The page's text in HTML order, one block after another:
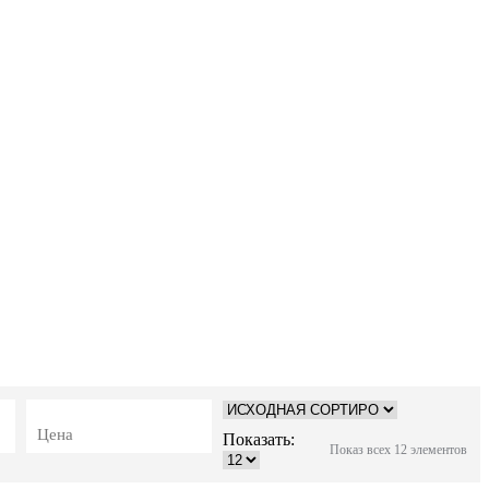
Цена
Показ всех 12 элементов
Показать: